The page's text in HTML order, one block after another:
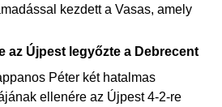
kezdett a Vasas, amely
az Újpest legyőzte a Debrecent
Péter két hatalmas
ellenére az Újpest 4-2-re